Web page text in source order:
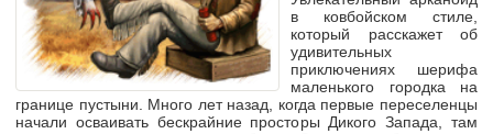
в ковбойском стиле,
который расскажет об
удивительных
приключениях шерифа
маленького городка на
границе пустыни. Много лет назад, когда первые переселенцы
начали осваивать бескрайние просторы Дикого Запада, там